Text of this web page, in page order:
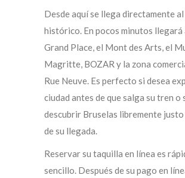
Desde aquí se llega directamente
histórico. En pocos minutos llegará
Grand Place, el Mont des Arts, el
Magritte, BOZAR y la zona
Rue Neuve. Es perfecto si desea
ciudad antes de que salga su tren o
descubrir Bruselas libremente justo
de su llegada.
Reservar su taquilla en línea es
sencillo. Después de su pago en